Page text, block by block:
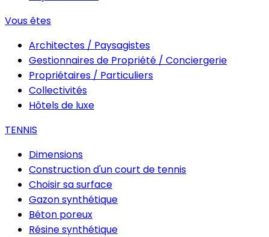
Vous êtes
Architectes / Paysagistes
Gestionnaires de Propriété / Conciergerie
Propriétaires / Particuliers
Collectivités
Hôtels de luxe
TENNIS
Dimensions
Construction d'un court de tennis
Choisir sa surface
Gazon synthétique
Béton poreux
Résine synthétique